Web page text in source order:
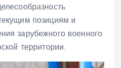
позициям и
зарубежного военного
территории.